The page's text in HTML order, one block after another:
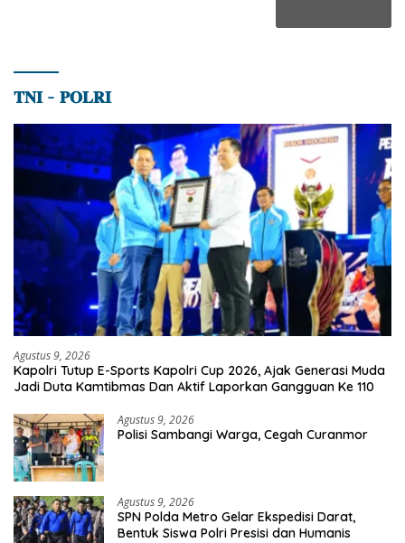
𝐓𝐍𝐈 – 𝐏𝐎𝐋𝐑𝐈
Agustus 9, 2026
Kapolri Tutup E-Sports Kapolri Cup 2026, Ajak Generasi Muda
Jadi Duta Kamtibmas Dan Aktif Laporkan Gangguan Ke 110
Agustus 9, 2026
Polisi Sambangi Warga, Cegah Curanmor
Agustus 9, 2026
SPN Polda Metro Gelar Ekspedisi Darat,
Bentuk Siswa Polri Presisi dan Humanis